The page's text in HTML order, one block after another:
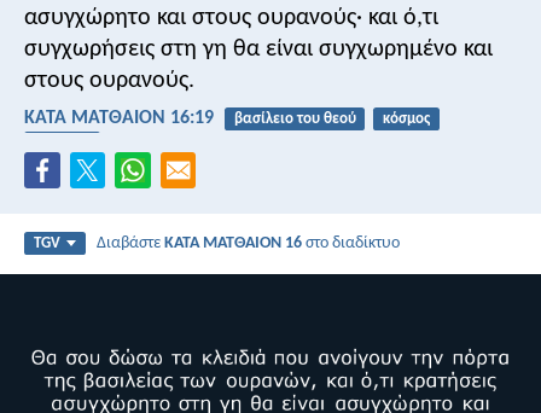
ασυγχώρητο και στους ουρανούς· και ό,τι
συγχωρήσεις στη γη θα είναι συγχωρημένο και
στους ουρανούς.
ΚΑΤΑ ΜΑΤΘΑΙΟΝ 16:19 βασίλειο του θεού
κόσμος
TGV ΔιαβάστεΚΑΤΑ ΜΑΤΘΑΙΟΝ 16 στο διαδίκτυο